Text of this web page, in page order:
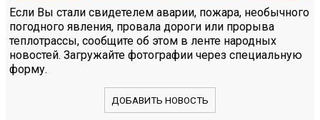
Если Вы стали свидетелем аварии, пожара, необычного
погодного явления, провала дороги или прорыва
теплотрассы, сообщите об этом в ленте народных
новостей. Загружайте фотографии через специальную
форму.
ДОБАВИТЬ НОВОСТЬ